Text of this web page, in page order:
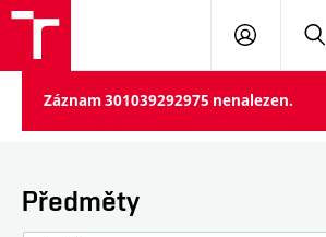
PŘIHLÁSIT
Záznam 301039292975 nenalezen.
Předměty